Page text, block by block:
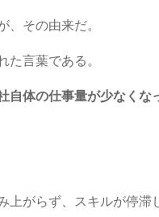
その由来だ。
言葉である。
体の仕事量が少なく
がらず、スキルが停滞